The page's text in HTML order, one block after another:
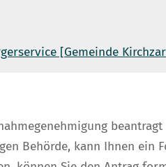
[Gemeinde
Behörde, kann Ihnen ein